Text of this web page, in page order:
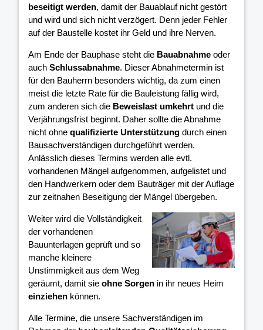
beseitigt werden, damit der Bauablauf nicht gestört
und wird und sich nicht verzögert. Denn jeder Fehler
auf der Baustelle kostet ihr Geld und ihre Nerven.
Am Ende der Bauphase steht die Bauabnahme oder
auch Schlussabnahme. Dieser Abnahmetermin ist
für den Bauherrn besonders wichtig, da zum einen
meist die letzte Rate für die Bauleistung fällig wird,
zum anderen sich die Beweislast umkehrt und die
Verjährungsfrist beginnt. Daher sollte die Abnahme
nicht ohne qualifizierte Unterstützung durch einen
Bausachverständigen durchgeführt werden.
Anlässlich dieses Termins werden alle evtl.
vorhandenen Mängel aufgenommen, aufgelistet und
den Handwerkern oder dem Bauträger mit der Auflage
zur zeitnahen Beseitigung der Mängel übergeben.
Weiter wird die Vollständigkeit
der vorhandenen
Bauunterlagen geprüft und so
manche kleinere
Unstimmigkeit aus dem Weg
geräumt, damit sie ohne Sorgen in ihr neues Heim
einziehen können.
Alle Termine, die unsere Sachverständigen im